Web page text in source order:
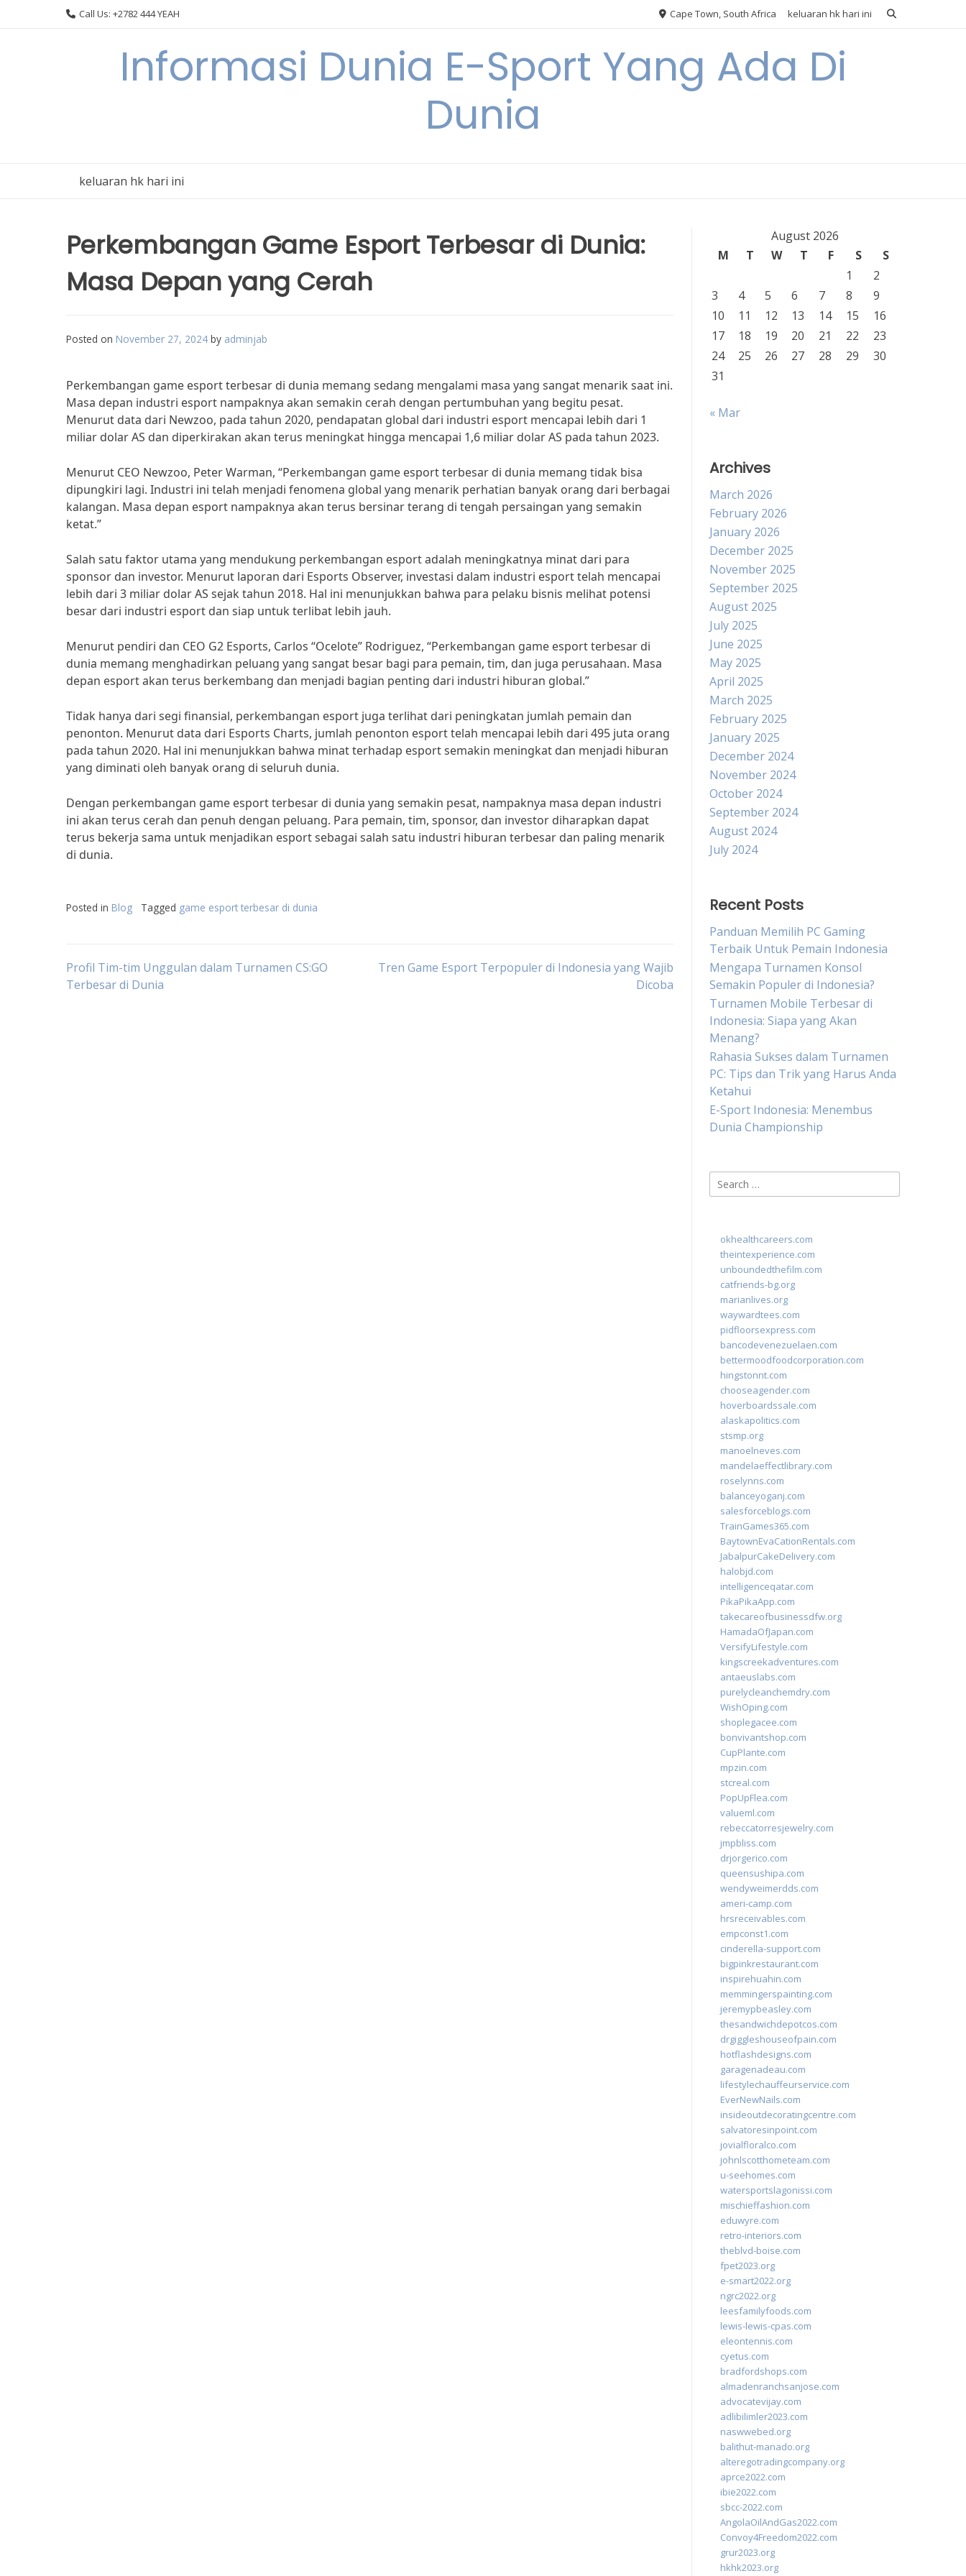
Call Us: +2782 444 YEAH Cape Town, South Africa keluaran hk hari ini
Informasi Dunia E-Sport Yang Ada Di
Dunia
keluaran hk hari ini
Perkembangan Game Esport Terbesar di Dunia:
Masa Depan yang Cerah
Posted on November 27, 2024 by adminjab
Perkembangan game esport terbesar di dunia memang sedang mengalami masa yang sangat menarik saat ini.
Masa depan industri esport nampaknya akan semakin cerah dengan pertumbuhan yang begitu pesat.
Menurut data dari Newzoo, pada tahun 2020, pendapatan global dari industri esport mencapai lebih dari 1
miliar dolar AS dan diperkirakan akan terus meningkat hingga mencapai 1,6 miliar dolar AS pada tahun 2023.
Menurut CEO Newzoo, Peter Warman, “Perkembangan game esport terbesar di dunia memang tidak bisa
dipungkiri lagi. Industri ini telah menjadi fenomena global yang menarik perhatian banyak orang dari berbagai
kalangan. Masa depan esport nampaknya akan terus bersinar terang di tengah persaingan yang semakin
ketat.”
Salah satu faktor utama yang mendukung perkembangan esport adalah meningkatnya minat dari para
sponsor dan investor. Menurut laporan dari Esports Observer, investasi dalam industri esport telah mencapai
lebih dari 3 miliar dolar AS sejak tahun 2018. Hal ini menunjukkan bahwa para pelaku bisnis melihat potensi
besar dari industri esport dan siap untuk terlibat lebih jauh.
Menurut pendiri dan CEO G2 Esports, Carlos “Ocelote” Rodriguez, “Perkembangan game esport terbesar di
dunia memang menghadirkan peluang yang sangat besar bagi para pemain, tim, dan juga perusahaan. Masa
depan esport akan terus berkembang dan menjadi bagian penting dari industri hiburan global.”
Tidak hanya dari segi finansial, perkembangan esport juga terlihat dari peningkatan jumlah pemain dan
penonton. Menurut data dari Esports Charts, jumlah penonton esport telah mencapai lebih dari 495 juta orang
pada tahun 2020. Hal ini menunjukkan bahwa minat terhadap esport semakin meningkat dan menjadi hiburan
yang diminati oleh banyak orang di seluruh dunia.
Dengan perkembangan game esport terbesar di dunia yang semakin pesat, nampaknya masa depan industri
ini akan terus cerah dan penuh dengan peluang. Para pemain, tim, sponsor, dan investor diharapkan dapat
terus bekerja sama untuk menjadikan esport sebagai salah satu industri hiburan terbesar dan paling menarik
di dunia.
Posted in Blog Tagged game esport terbesar di dunia
Post
Profil Tim-tim Unggulan dalam Turnamen CS:GO
Terbesar di Dunia
Tren Game Esport Terpopuler di Indonesia yang Wajib
Dicoba
August 2026
M
T W T F S
S
1
2
3
4 5 6 7 8
9
10
11 12 13 14 15
16
17
18 19 20 21 22
23
24
25 26 27 28 29
30
31
« Mar
Archives
March 2026
February 2026
January 2026
December 2025
November 2025
September 2025
August 2025
July 2025
June 2025
May 2025
April 2025
March 2025
February 2025
January 2025
December 2024
November 2024
October 2024
September 2024
August 2024
July 2024
Recent Posts
Panduan Memilih PC Gaming
Terbaik Untuk Pemain Indonesia
Mengapa Turnamen Konsol
Semakin Populer di Indonesia?
Turnamen Mobile Terbesar di
Indonesia: Siapa yang Akan
Menang?
Rahasia Sukses dalam Turnamen
PC: Tips dan Trik yang Harus Anda
Ketahui
E-Sport Indonesia: Menembus
Dunia Championship
Search
for:
okhealthcareers.com
theintexperience.com
unboundedthefilm.com
catfriends-bg.org
marianlives.org
waywardtees.com
pidfloorsexpress.com
bancodevenezuelaen.com
bettermoodfoodcorporation.com
hingstonnt.com
chooseagender.com
hoverboardssale.com
alaskapolitics.com
stsmp.org
manoelneves.com
mandelaeffectlibrary.com
roselynns.com
balanceyoganj.com
salesforceblogs.com
TrainGames365.com
BaytownEvaCationRentals.com
JabalpurCakeDelivery.com
halobjd.com
intelligenceqatar.com
PikaPikaApp.com
takecareofbusinessdfw.org
HamadaOfJapan.com
VersifyLifestyle.com
kingscreekadventures.com
antaeuslabs.com
purelycleanchemdry.com
WishOping.com
shoplegacee.com
bonvivantshop.com
CupPlante.com
mpzin.com
stcreal.com
PopUpFlea.com
valueml.com
rebeccatorresjewelry.com
jmpbliss.com
drjorgerico.com
queensushipa.com
wendyweimerdds.com
ameri-camp.com
hrsreceivables.com
empconst1.com
cinderella-support.com
bigpinkrestaurant.com
inspirehuahin.com
memmingerspainting.com
jeremypbeasley.com
thesandwichdepotcos.com
drgiggleshouseofpain.com
hotflashdesigns.com
garagenadeau.com
lifestylechauffeurservice.com
EverNewNails.com
insideoutdecoratingcentre.com
salvatoresinpoint.com
jovialfloralco.com
johnlscotthometeam.com
u-seehomes.com
watersportslagonissi.com
mischieffashion.com
eduwyre.com
retro-interiors.com
theblvd-boise.com
fpet2023.org
e-smart2022.org
ngrc2022.org
leesfamilyfoods.com
lewis-lewis-cpas.com
eleontennis.com
cyetus.com
bradfordshops.com
almadenranchsanjose.com
advocatevijay.com
adlibilimler2023.com
naswwebed.org
balithut-manado.org
alteregotradingcompany.org
aprce2022.com
ibie2022.com
sbcc-2022.com
AngolaOilAndGas2022.com
Convoy4Freedom2022.com
grur2023.org
hkhk2023.org